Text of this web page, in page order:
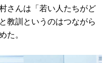
さんは「若い人たちがど
教訓というのはつながら
た。